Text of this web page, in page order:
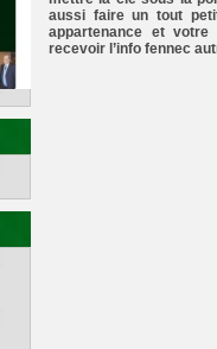
aussi faire un tout
appartenance et
recevoir l’info fennec